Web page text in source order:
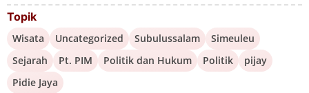
Topik
Wisata Uncategorized Subulussalam
Simeuleu
Sejarah
Pt. PIM Politik dan Hukum Politik
pijay
Pidie Jaya